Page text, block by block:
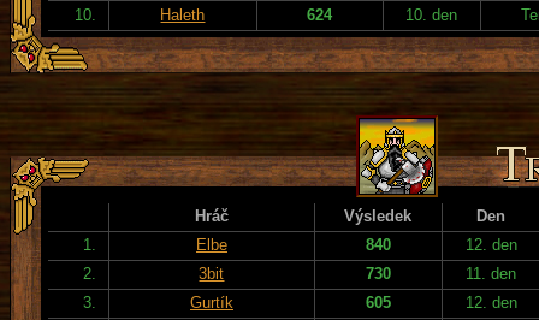
10.
Haleth 624 10. den
Hráč Výsledek
Den
1.
Elbe 840
12. den
2.
3bit 730
11. den
3.
Gurtík 605
12. den